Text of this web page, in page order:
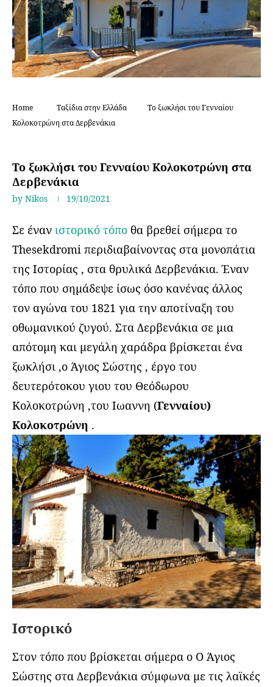
Home Ταξίδια στην Ελλάδα
Το ξωκλήσι του Γενναίου
Κολοκοτρώνη στα Δερβενάκια
Το ξωκλήσι του Γενναίου Κολοκοτρώνη στα
Δερβενάκια
by Nikos 19/10/2021
Σε έναν ιστορικό τόπο θα βρεθεί σήμερα το
Thesekdromi περιδιαβαίνοντας στα μονοπάτια
της Ιστορίας , στα θρυλικά Δερβενάκια. Έναν
τόπο που σημάδεψε ίσως όσο κανένας άλλος
τον αγώνα του 1821 για την αποτίναξη του
οθωμανικού ζυγού. Στα Δερβενάκια σε μια
απότομη και μεγάλη χαράδρα βρίσκεται ένα
ξωκλήσι ,ο Άγιος Σώστης , έργο του
δευτερότοκου γιου του Θεόδωρου
Κολοκοτρώνη ,του Ιωαννη (Γενναίου)
Κολοκοτρώνη .
Ιστορικό
Στον τόπο που βρίσκεται σήμερα ο Ο Άγιος
Σώστης στα Δερβενάκια σύμφωνα με τις λαϊκές